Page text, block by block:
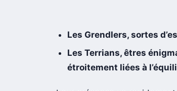
Les Terrians, êtres